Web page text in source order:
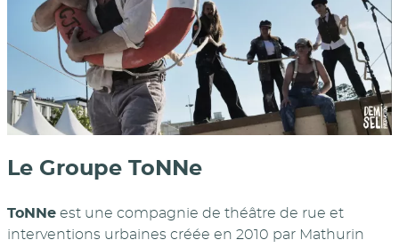
Le Groupe ToNNe
ToNNe est une compagnie de théâtre de rue et
interventions urbaines créée en 2010 par Mathurin